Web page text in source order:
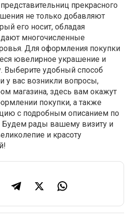
прекрасного
не только добавляют
его носит, обладая
многочисленные
Для оформления покупки
ювелирное украшение и
Выберите удобный способ
у вас возникли вопросы,
магазина, здесь вам окажут
покупки, а также
с подробным описанием по
Будем рады вашему визиту и
и красоту